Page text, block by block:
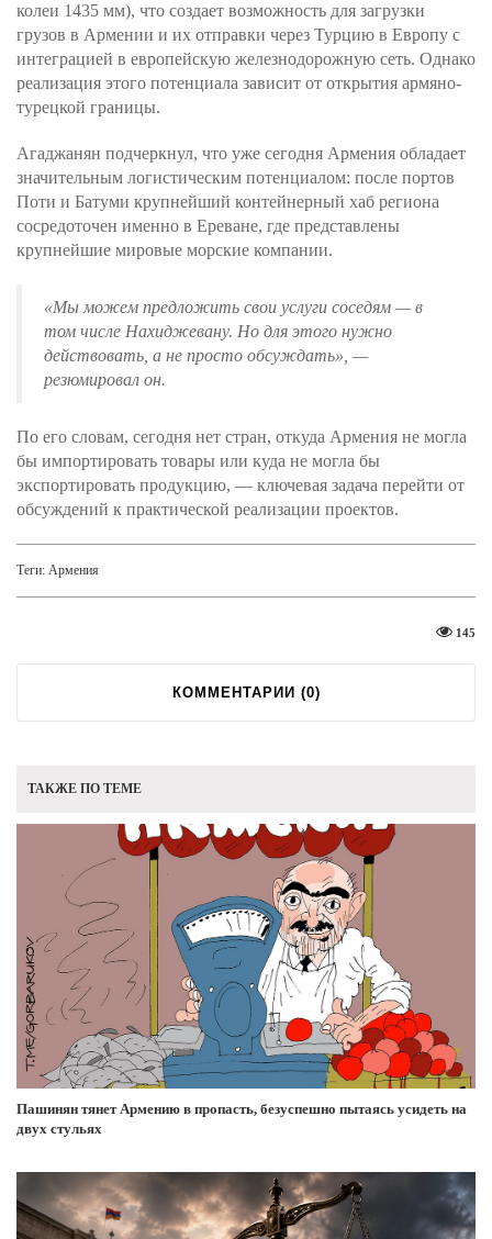
колеи 1435 мм), что создает возможность для загрузки
грузов в Армении и их отправки через Турцию в Европу с
интеграцией в европейскую железнодорожную сеть. Однако
реализация этого потенциала зависит от открытия армяно-
турецкой границы.
Агаджанян подчеркнул, что уже сегодня Армения обладает
значительным логистическим потенциалом: после портов
Поти и Батуми крупнейший контейнерный хаб региона
сосредоточен именно в Ереване, где представлены
крупнейшие мировые морские компании.
«Мы можем предложить свои услуги соседям — в
том числе Нахиджевану. Но для этого нужно
действовать, а не просто обсуждать» , —
резюмировал он.
По его словам, сегодня нет стран, откуда Армения не могла
бы импортировать товары или куда не могла бы
экспортировать продукцию, — ключевая задача перейти от
обсуждений к практической реализации проектов.
Теги: Армения
145
КОММЕНТАРИИ (0)
ТАКЖЕ ПО ТЕМЕ
Пашинян тянет Армению в пропасть, безуспешно пытаясь усидеть на
двух стульях